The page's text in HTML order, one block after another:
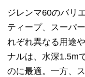
ジレンマ60のバリ
ティープ、スーパ
れぞれ異なる用途
ナルは、水深1.5m
のに最適。一方、